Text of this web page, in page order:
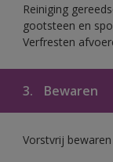
Reiniging
gootsteen en
Verfresten
3. Bewaren
Vorstvrij bewaren